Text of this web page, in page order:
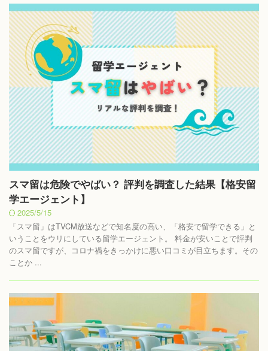
スマ留は危険でやばい？ 評判を調査した結果【格安留
学エージェント】
2025/5/15
「スマ留」はTVCM放送などで知名度の高い、「格安で留学できる」と
いうことをウリにしている留学エージェント。 料金が安いことで評判
のスマ留ですが、コロナ禍をきっかけに悪い口コミが目立ちます。その
ことか ...